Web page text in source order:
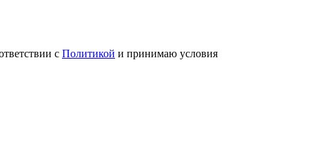
с Политикой и принимаю условия